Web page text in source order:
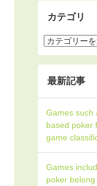
カテゴリ
最新記事
Games such
based poker
game
Games
poker